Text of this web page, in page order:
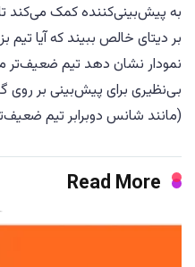
به پیش‌بینی‌کننده کمک می‌کند تا
بر دیتای خالص ببیند که آیا
نمودار نشان دهد تیم ضعیف‌تر
بی‌نظیری برای پیش‌بینی بر روی
(مانند شانس دوبرابر تیم
Read More